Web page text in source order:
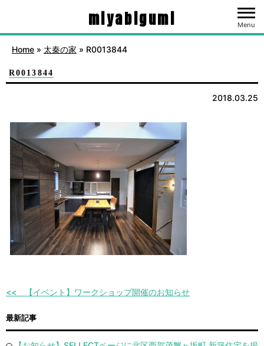
miyabigumi Menu
Home » 太秦の家 » R0013844
R0013844
2018.03.25
【イベント】ワークショップ開催のお知らせ
最新記事